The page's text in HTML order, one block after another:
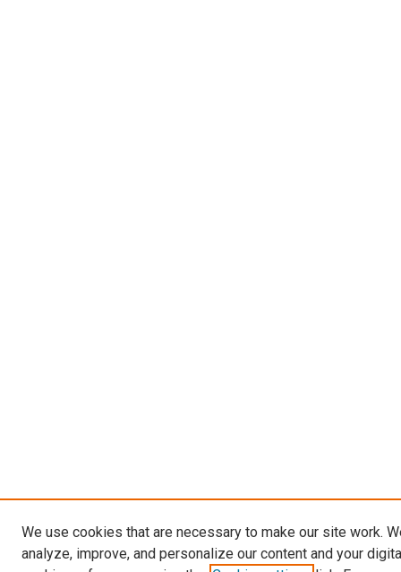
We use cookies that are necessary to make our site work.
analyze, improve, and personalize our content and your